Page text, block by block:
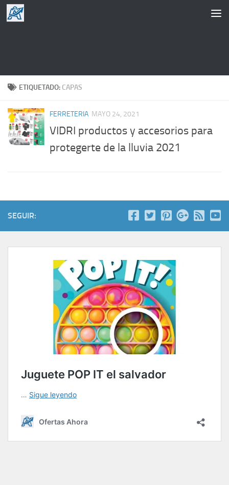
Saltar al contenido
ETIQUETADO: CAPAS
FERRETERIA MAYO 24, 2021
VIDRI productos y accesorios para
protegerte de la lluvia 2021
SEGUIR: